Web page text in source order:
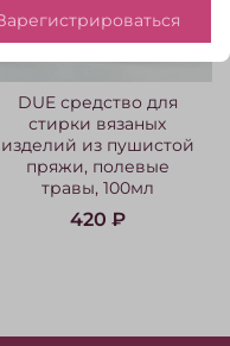
DUE средство для
стирки вязаных
изделий из пушистой
пряжи, полевые
травы, 100мл
420 ₽